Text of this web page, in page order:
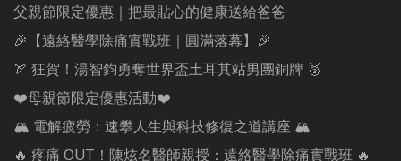
父親節限定優惠｜把最貼心的健康送給爸爸
🎉【遠絡醫學除痛實戰班｜圓滿落幕】🎉
🏹 狂賀！湯智鈞勇奪世界盃土耳其站男團銅牌 🥉
❤️母親節限定優惠活動❤️
🏔️ 電解疲勞：速攀人生與科技修復之道講座 🏔️
🔥 疼痛 OUT！陳炫名醫師親授：遠絡醫學除痛實戰班 🔥